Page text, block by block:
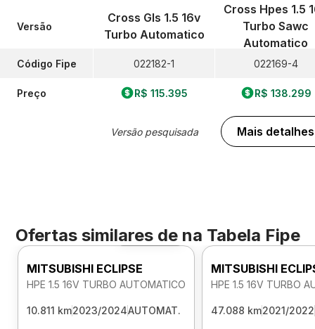
Versão
Código Fipe
Preço
Cross Gls 1.5 16v
Turbo Automatico
022182-1
R$ 115.395
Versão pesquisada
Cross Hpes 1.5
Turbo Sawc
Automatico
022169-4
R$ 138.299
Mais detalhes
Ofertas similares de na Tabela Fipe
Foto 360º
MITSUBISHI ECLIPSE
HPE 1.5 16V TURBO AUTOMATICO
10.811 km2023/2024AUTOMAT.
MITSUBISHI
HPE 1.5 16V TURBO
47.088 km2021/2022